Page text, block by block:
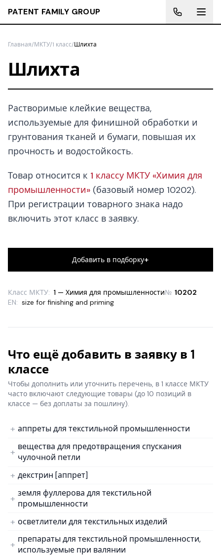
PATENT FAMILY GROUP
Главная/МКТУ/1 класс/Шлихта
Шлихта
Растворимые клейкие вещества,
используемые для финишной обработки и
грунтования тканей и бумаги, повышая их
прочность и водостойкость.
Товар относится к 1 классу МКТУ «Химия для
промышленности» (базовый номер 10202).
При регистрации товарного знака надо
включить этот класс в заявку.
Добавить в подборку+
Класс МКТУ: 1 — Химия для промышленности№ 10202
EN: size for finishing and priming
Что ещё добавить в заявку в 1
классе
Чтобы дополнить или уточнить перечень, в 1 классе МКТУ
часто включают следующие товары (до 10 позиций в
классе — без доплаты за пошлину).
аппреты для текстильной промышленности
вещества для предотвращения спускания
чулочной петли
декстрин [аппрет]
земля фуллерова для текстильной
промышленности
осветлители для текстильных изделий
препараты для текстильной промышленности,
используемые при валянии